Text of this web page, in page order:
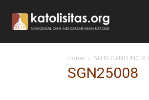
Home SALIB GANTUNG
SGN25008